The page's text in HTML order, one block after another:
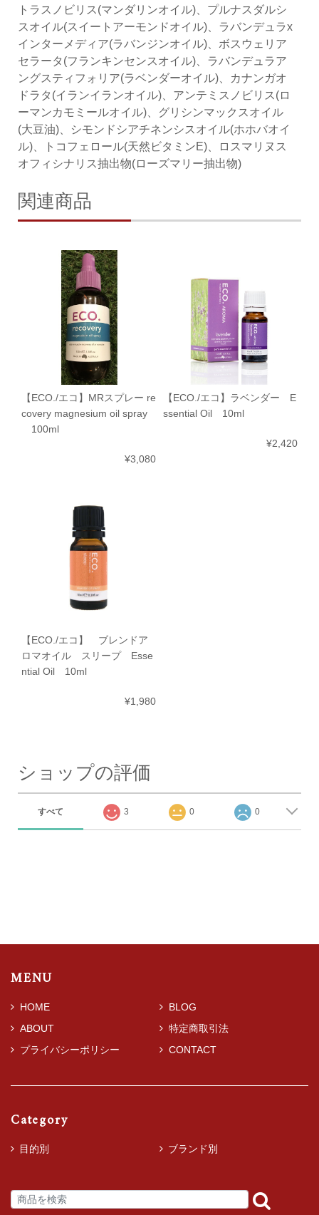
トラスノビリス(マンダリンオイル)、プルナスダルシ
スオイル(スイートアーモンドオイル)、ラバンデュラx
インターメディア(ラバンジンオイル)、ボスウェリア
セラータ(フランキンセンスオイル)、ラバンデュラア
ングスティフォリア(ラベンダーオイル)、カナンガオ
ドラタ(イランイランオイル)、アンテミスノビリス(ロ
ーマンカモミールオイル)、グリシンマックスオイル
(大豆油)、シモンドシアチネンシスオイル(ホホバオイ
ル)、トコフェロール(天然ビタミンE)、ロスマリヌス
オフィシナリス抽出物(ローズマリー抽出物)
関連商品
【ECO./エコ】MRスプレー re
covery magnesium oil spray
100ml
¥3,080
【ECO./エコ】ラベンダー E
ssential Oil 10ml
¥2,420
【ECO./エコ】 ブレンドア
ロマオイル スリープ Esse
ntial Oil 10ml
¥1,980
ショップの評価
すべて 3 0 0
MENU
HOME
BLOG
ABOUT
特定商取引法
プライバシーポリシー
CONTACT
Category
目的別 ブランド別